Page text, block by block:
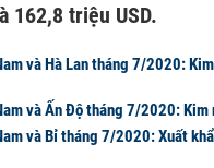
162,8 triệu USD.
và Hà Lan tháng 7/2020:
và Ấn Độ tháng 7/2020:
và Bỉ tháng 7/2020: Xuất